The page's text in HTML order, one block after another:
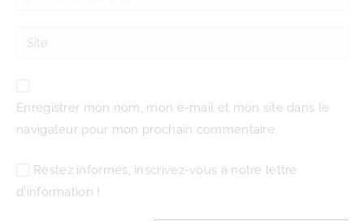
Enregistrer mon nom, mon e-mail et mon site dans le
navigateur pour mon prochain commentaire.
Restez informés, inscrivez-vous à notre lettre
d'information !